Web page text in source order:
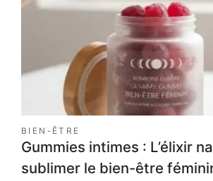
BIEN-ÊTRE
Gummies intimes : L’élixir
sublimer le bien-être